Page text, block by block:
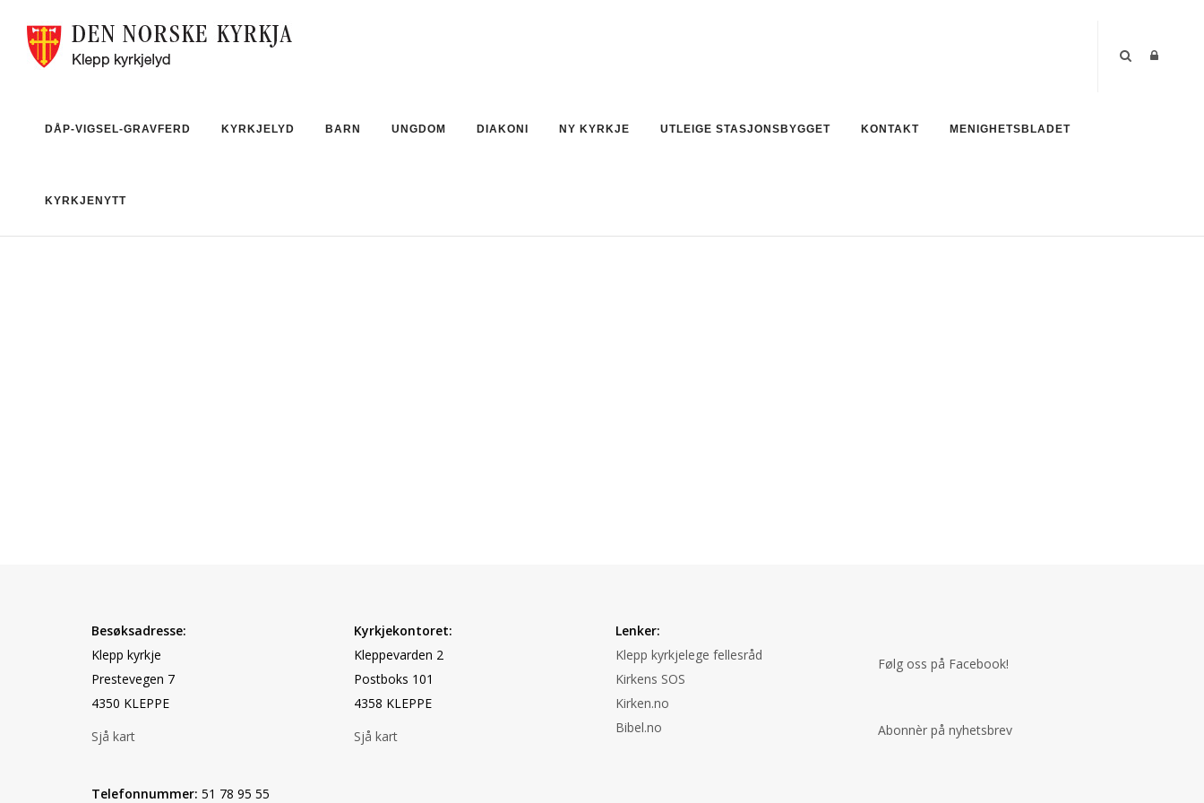
DÅP-VIGSEL-GRAVFERD KYRKJELYD BARN UNGDOM DIAKONI NY KYRKJE UTLEIGE STASJONSBYGGET KONTAKT MENIGHETSBLADET
KYRKJENYTT
Besøksadresse:
Klepp kyrkje
Prestevegen 7
4350 KLEPPE
Sjå kart
Telefonnummer: 51 78 95 55
Kyrkjekontoret:
Kleppevarden 2
Postboks 101
4358 KLEPPE
Sjå kart
Lenker:
Klepp kyrkjelege fellesråd
Kirkens SOS
Kirken.no
Bibel.no
Følg oss på Facebook!
Abonnèr på nyhetsbrev